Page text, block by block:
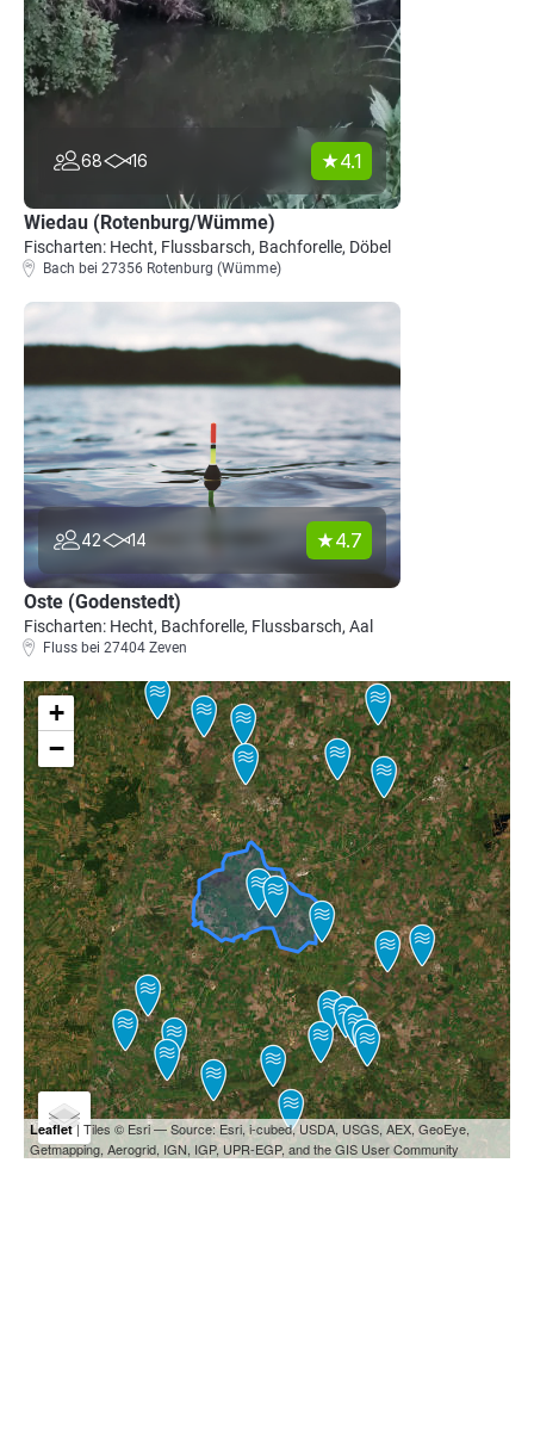
68 16 4.1
Wiedau (Rotenburg/Wümme)
Fischarten: Hecht, Flussbarsch, Bachforelle, Döbel
Bach bei 27356 Rotenburg (Wümme)
42 14 4.7
Oste (Godenstedt)
Fischarten: Hecht, Bachforelle, Flussbarsch, Aal
Fluss bei 27404 Zeven
+
−
Leaflet| Tiles © Esri — Source: Esri, i-cubed, USDA, USGS, AEX, GeoEye,
Getmapping, Aerogrid, IGN, IGP, UPR-EGP, and the GIS User Community